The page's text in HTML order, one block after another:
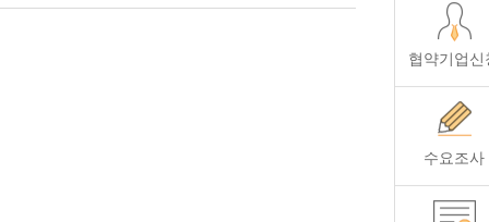
협약기업신
수요조사